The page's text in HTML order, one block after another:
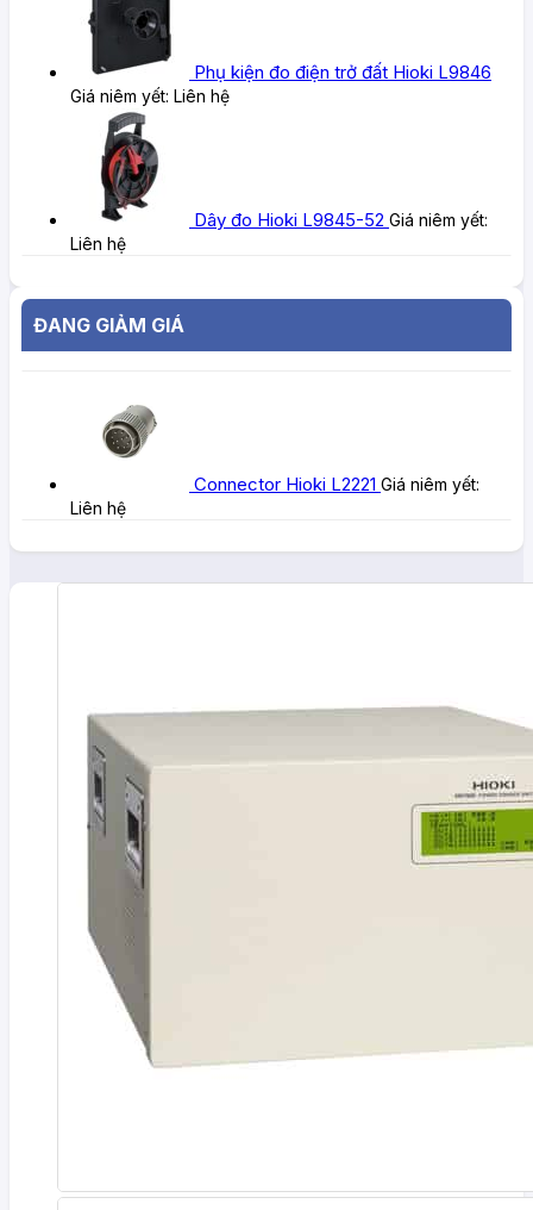
Phụ kiện đo điện trở đất Hioki L9846
Giá niêm yết: Liên hệ
Dây đo Hioki L9845-52 Giá niêm yết:
Liên hệ
ĐANG GIẢM GIÁ
Connector Hioki L2221 Giá niêm yết:
Liên hệ